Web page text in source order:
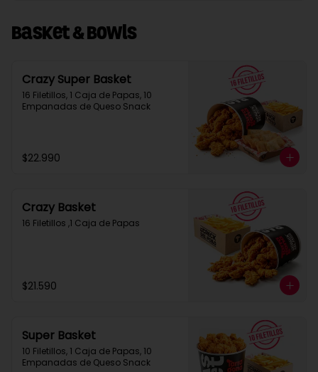
Basket & Bowls
Crazy Super Basket
16 Filetillos, 1 Caja de Papas, 10
Empanadas de Queso Snack
$22.990
Crazy Basket
16 Filetillos ,1 Caja de Papas
$21.590
Super Basket
10 Filetillos, 1 Caja de Papas, 10
Empanadas de Queso Snack